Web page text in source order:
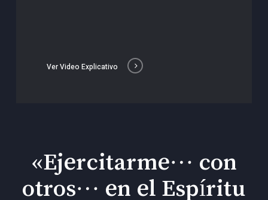
Ver Video Explicativo
«Ejercitarme… con
otros… en el Espíritu